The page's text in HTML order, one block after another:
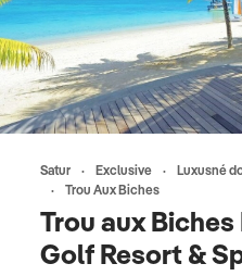
Satur Exclusive Luxusné
Trou Aux Biches
Trou aux
Golf Resort &